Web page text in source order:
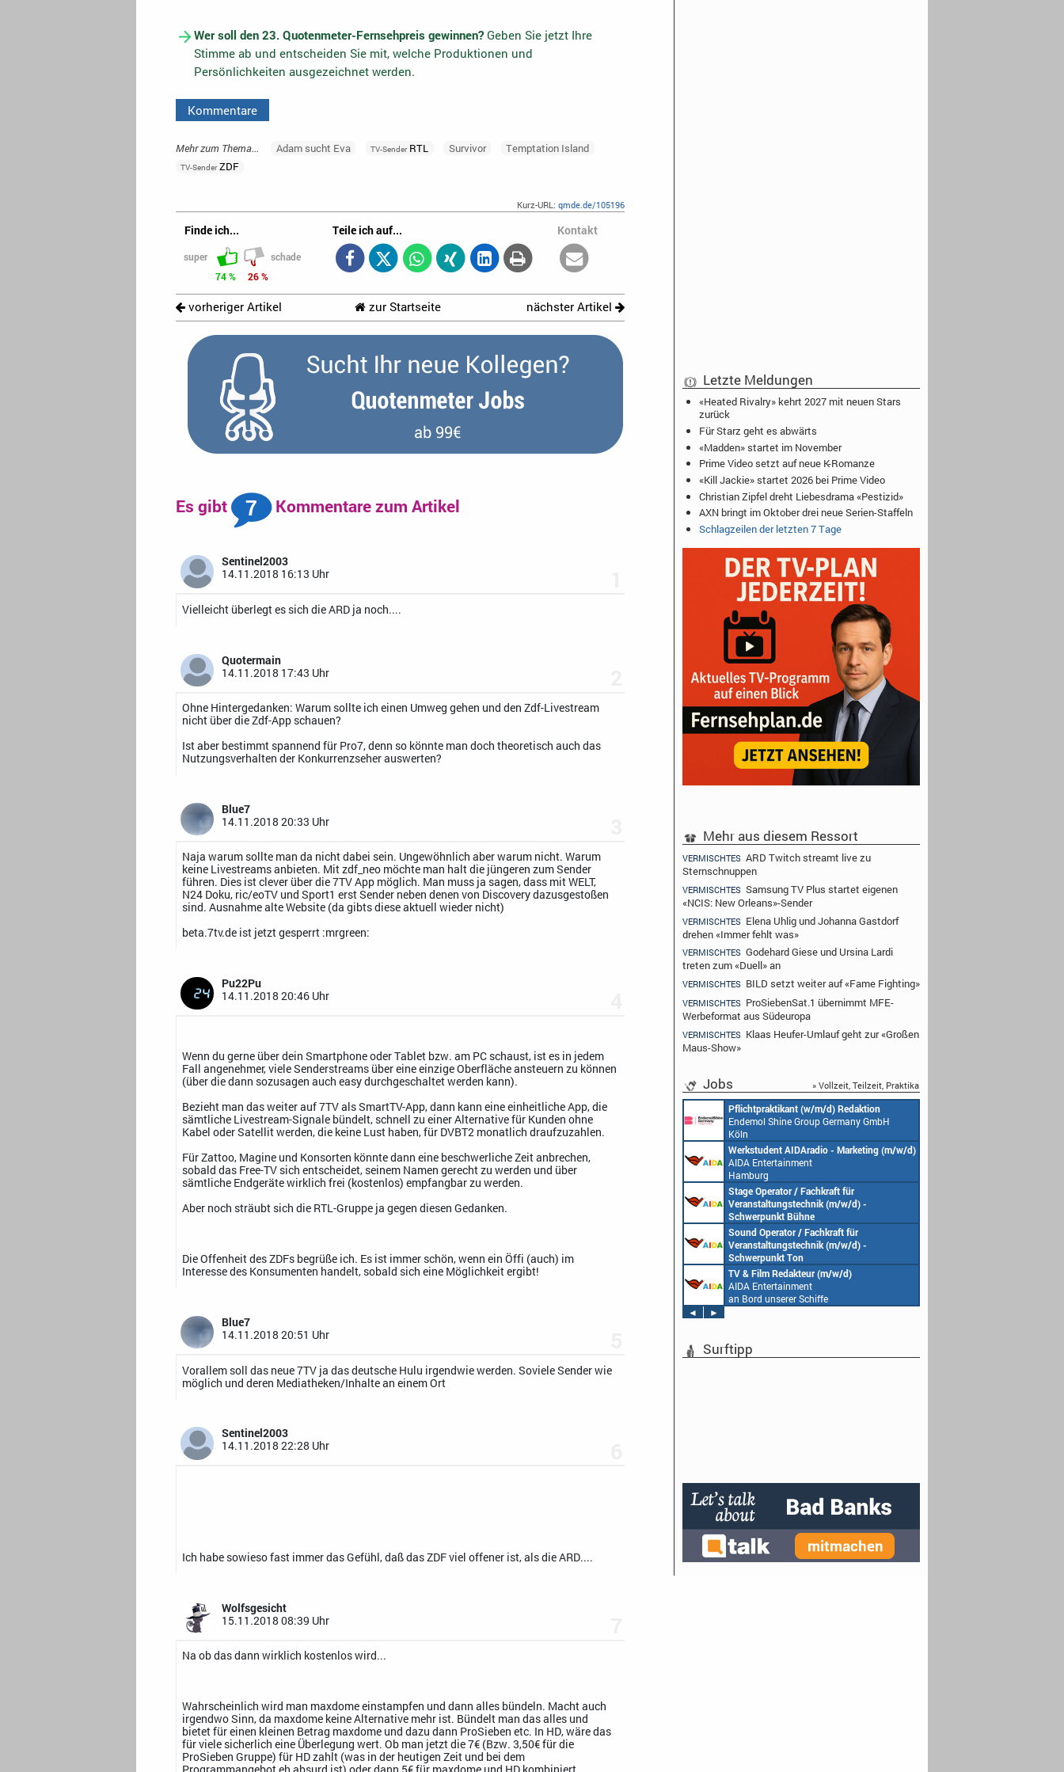
Wer soll den 23. Quotenmeter-Fernsehpreis gewinnen?Geben Sie jetzt Ihre
Stimme ab und entscheiden Sie mit, welche Produktionen und
Persönlichkeiten ausgezeichnet werden.
Kommentare
Mehr zum Thema... Adam sucht Eva TV-SenderRTL Survivor Temptation Island
TV-SenderZDF
Kurz-URL:qmde.de/105196
Finde ich...
super
schade
74 %
26 %
Teile ich auf... Kontakt
vorheriger Artikel zur Startseite nächster Artikel
Es gibt 7 Kommentare zum Artikel
Sentinel2003
14.11.2018 16:13 Uhr
Vielleicht überlegt es sich die ARD ja noch....
Quotermain
14.11.2018 17:43 Uhr
Ohne Hintergedanken: Warum sollte ich einen Umweg gehen und den Zdf-Livestream
nicht über die Zdf-App schauen?
Ist aber bestimmt spannend für Pro7, denn so könnte man doch theoretisch auch das
Nutzungsverhalten der Konkurrenzseher auswerten?
Blue7
14.11.2018 20:33 Uhr
Naja warum sollte man da nicht dabei sein. Ungewöhnlich aber warum nicht. Warum
keine Livestreams anbieten. Mit zdf_neo möchte man halt die jüngeren zum Sender
führen. Dies ist clever über die 7TV App möglich. Man muss ja sagen, dass mit WELT,
N24 Doku, ric/eoTV und Sport1 erst Sender neben denen von Discovery dazusgestoßen
sind. Ausnahme alte Website (da gibts diese aktuell wieder nicht)
beta.7tv.de ist jetzt gesperrt :mrgreen:
Pu22Pu
14.11.2018 20:46 Uhr
Wenn du gerne über dein Smartphone oder Tablet bzw. am PC schaust, ist es in jedem
Fall angenehmer, viele Senderstreams über eine einzige Oberfläche ansteuern zu können
(über die dann sozusagen auch easy durchgeschaltet werden kann).
Bezieht man das weiter auf 7TV als SmartTV-App, dann kann eine einheitliche App, die
sämtliche Livestream-Signale bündelt, schnell zu einer Alternative für Kunden ohne
Kabel oder Satellit werden, die keine Lust haben, für DVBT2 monatlich draufzuzahlen.
Für Zattoo, Magine und Konsorten könnte dann eine beschwerliche Zeit anbrechen,
sobald das Free-TV sich entscheidet, seinem Namen gerecht zu werden und über
sämtliche Endgeräte wirklich frei (kostenlos) empfangbar zu werden.
Aber noch sträubt sich die RTL-Gruppe ja gegen diesen Gedanken.
Die Offenheit des ZDFs begrüße ich. Es ist immer schön, wenn ein Öffi (auch) im
Interesse des Konsumenten handelt, sobald sich eine Möglichkeit ergibt!
Blue7
14.11.2018 20:51 Uhr
Vorallem soll das neue 7TV ja das deutsche Hulu irgendwie werden. Soviele Sender wie
möglich und deren Mediatheken/Inhalte an einem Ort
Sentinel2003
14.11.2018 22:28 Uhr
Ich habe sowieso fast immer das Gefühl, daß das ZDF viel offener ist, als die ARD....
Wolfsgesicht
15.11.2018 08:39 Uhr
Na ob das dann wirklich kostenlos wird...
Wahrscheinlich wird man maxdome einstampfen und dann alles bündeln. Macht auch
irgendwo Sinn, da maxdome keine Alternative mehr ist. Bündelt man das alles und
bietet für einen kleinen Betrag maxdome und dazu dann ProSieben etc. In HD, wäre das
für viele sicherlich eine Überlegung wert. Ob man jetzt die 7€ (Bzw. 3,50€ für die
ProSieben Gruppe) für HD zahlt (was in der heutigen Zeit und bei dem
Letzte Meldungen
«Heated Rivalry» kehrt 2027 mit neuen Stars
zurück
Für Starz geht es abwärts
«Madden» startet im November
Prime Video setzt auf neue K-Romanze
«Kill Jackie» startet 2026 bei Prime Video
Christian Zipfel dreht Liebesdrama «Pestizid»
AXN bringt im Oktober drei neue Serien-Staffeln
Schlagzeilen der letzten 7 Tage
Mehr aus diesem Ressort
VERMISCHTES ARD Twitch streamt live zu
Sternschnuppen
VERMISCHTES Samsung TV Plus startet eigenen
«NCIS: New Orleans»-Sender
VERMISCHTES Elena Uhlig und Johanna Gastdorf
drehen «Immer fehlt was»
VERMISCHTES Godehard Giese und Ursina Lardi
treten zum «Duell» an
VERMISCHTES BILD setzt weiter auf «Fame Fighting»
VERMISCHTES ProSiebenSat.1 übernimmt MFE-
Werbeformat aus Südeuropa
VERMISCHTES Klaas Heufer-Umlauf geht zur «Großen
Maus-Show»
Jobs » Vollzeit, Teilzeit, Praktika
Pflichtpraktikant (w/m/d) Redaktion
Endemol Shine Group Germany GmbH
Köln
Werkstudent AIDAradio - Marketing (m/w/d)
AIDA Entertainment
Hamburg
Stage Operator / Fachkraft für
Veranstaltungstechnik (m/w/d) -
Schwerpunkt Bühne
Schwerpunkt Ton
AIDA Entertainment
TV & Film Redakteur (m/w/d)
Redakteur (w/m/d) oder Jungredakteur
(w/m/d)
Endemol Shine Group Germany GmbH
Köln
Senior Video Producer/ 1st TV Operator
(m/w/d)
AIDA Entertainment
an Bord unserer Schiffe
Studentische Aushilfe (w/m/d) – YouTube
Endemol Shine Group Germany GmbH
Köln
Redaktionsleitung (w/m/d)
Endemol Shine Group Germany GmbH
Köln
Producer (w/m/d)
Endemol Shine Group Germany GmbH
Köln
◄
►
Surftipp